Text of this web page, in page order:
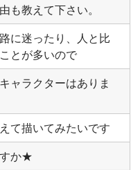
も教えて下さい。
に迷ったり、人と比
とが多いので
ャラクターはありま
て描いてみたいです
か★